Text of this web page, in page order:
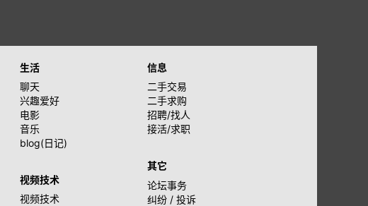
生活
聊天
兴趣爱好
电影
音乐
blog(日记)
视频技术
视频技术
信息
二手交易
二手求购
招聘/找人
接活/求职
其它
论坛事务
纠纷 / 投诉